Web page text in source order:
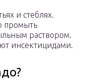
и стеблях.
промыть
раствором.
инсектицидами.